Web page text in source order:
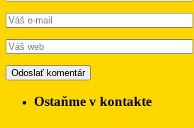
Ostaňme v kontakte